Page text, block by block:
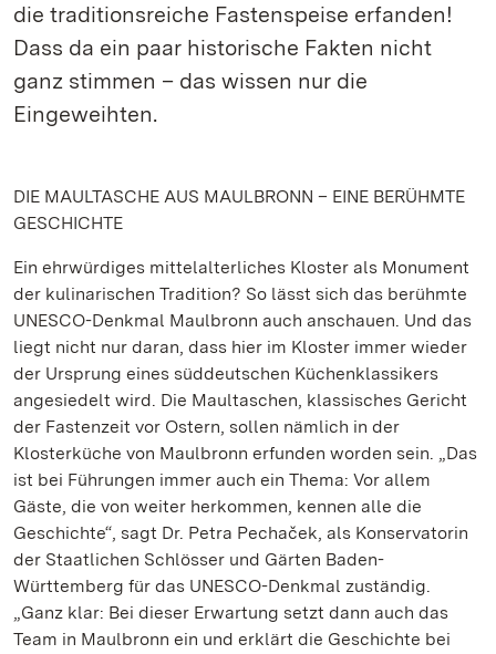
die traditionsreiche Fastenspeise erfanden!
Dass da ein paar historische Fakten nicht
ganz stimmen – das wissen nur die
Eingeweihten.
DIE MAULTASCHE AUS MAULBRONN – EINE BERÜHMTE
GESCHICHTE
Ein ehrwürdiges mittelalterliches Kloster als Monument
der kulinarischen Tradition? So lässt sich das berühmte
UNESCO-Denkmal Maulbronn auch anschauen. Und das
liegt nicht nur daran, dass hier im Kloster immer wieder
der Ursprung eines süddeutschen Küchenklassikers
angesiedelt wird. Die Maultaschen, klassisches Gericht
der Fastenzeit vor Ostern, sollen nämlich in der
Klosterküche von Maulbronn erfunden worden sein. „Das
ist bei Führungen immer auch ein Thema: Vor allem
Gäste, die von weiter herkommen, kennen alle die
Geschichte“, sagt Dr. Petra Pechaček, als Konservatorin
der Staatlichen Schlösser und Gärten Baden-
Württemberg für das UNESCO-Denkmal zuständig.
„Ganz klar: Bei dieser Erwartung setzt dann auch das
Team in Maulbronn ein und erklärt die Geschichte bei